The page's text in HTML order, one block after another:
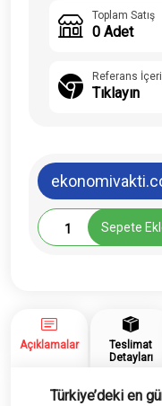
Toplam Satış
0 Adet
Referans
Tıklayın
Tanıtım
Sepete
Açıklamalar
Teslimat
Detayları
Türkiye’deki en